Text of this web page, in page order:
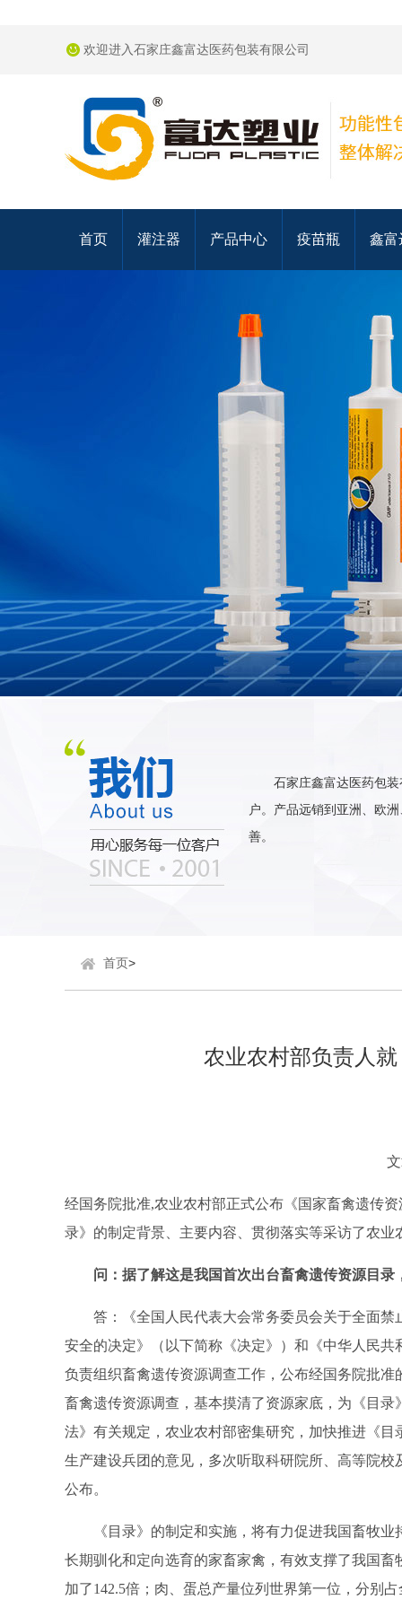
欢迎进入石家庄鑫富达医药包装有限公司
首页 灌注器 产品中心 疫苗瓶 鑫富
石家庄鑫富达医药包
户。产品远销到亚洲、欧
善。
首页>
农业农村部负责人
经国务院批准,农业农村部正式公布《国家畜禽遗传
录》的制定背景、主要内容、贯彻落实等采访了农业
问：据了解这是我国首次出台畜禽遗传资源目
答：
《全国人民代表大会常务委员会关于全面
安全的决定》（以下简称《决定》） 和 《中华人民
负责组织畜禽遗传资源调查工作，公布经国务院批准
畜禽遗传资源调查，基本摸清了资源家底，为《目
法》有关规定，农业农村部密集研究，加快推进《目
生产建设兵团的意见，多次听取科研院所、高等院
公布。
《目录》的制定和实施，将有力促进我国畜牧
长期驯化和定向选育的家畜家禽，有效支撑了我国畜
加了142.5倍；肉、蛋总产量位列世界第一位，分别